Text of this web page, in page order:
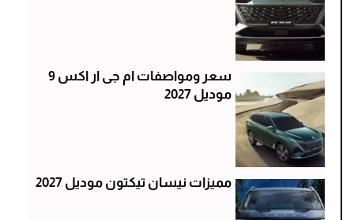
سعر ومواصفات ام جى ار اكس 9
موديل 2027
مميزات نيسان تيكتون موديل 2027